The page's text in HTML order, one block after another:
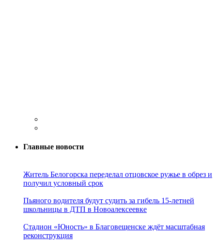
Главные новости
Житель Белогорска переделал отцовское ружье в обрез и
получил условный срок
Пьяного водителя будут судить за гибель 15-летней
школьницы в ДТП в Новоалексеевке
Стадион «Юность» в Благовещенске ждёт масштабная
реконструкция